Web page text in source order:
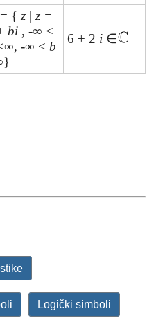
= { z | z =
bi , -∞ <
-∞ < b
6 + 2 i ∈
Logički simboli